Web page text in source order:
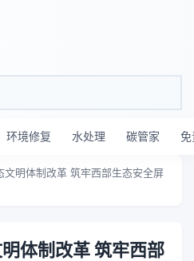
环境修复 水处理 碳管家 免
文明体制改革 筑牢西部生态安全屏
体制改革 筑牢西部